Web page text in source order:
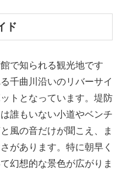
ド
で知られる観光地です
千曲川沿いのリバーサイ
トとなっています。堤防
誰もいない小道やベンチ
風の音だけが聞こえ、ま
があります。特に朝早く
幻想的な景色が広がりま